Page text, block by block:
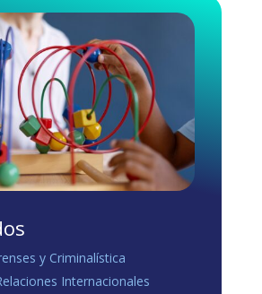
y Criminalística
Internacionales